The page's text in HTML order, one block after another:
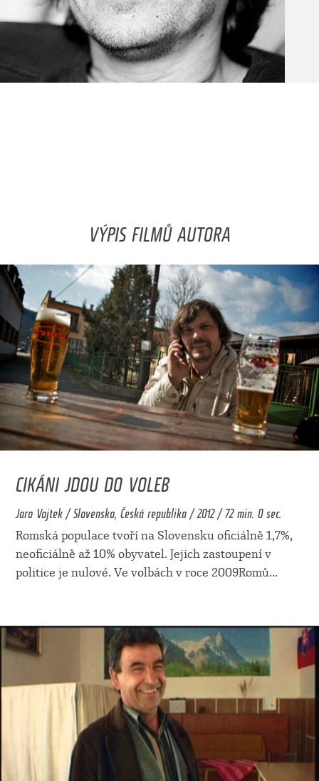
VÝPIS FILMŮ AUTORA
CIKÁNI JDOU DO VOLEB
Jaro Vojtek / Slovensko, Česká republika / 2012 / 72 min. 0 sec.
Romská populace tvoří na Slovensku oficiálně 1,7%,
neoficiálně až 10% obyvatel. Jejich zastoupení v
politice je nulové. Ve volbách v roce 2009Romů...